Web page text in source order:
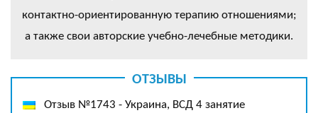
контактно-ориентированную терапию отношениями;
а также свои авторские учебно-лечебные методики.
ОТЗЫВЫ
Отзыв №1743 - Украина, ВСД 4 занятие